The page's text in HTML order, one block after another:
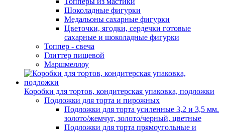
Шоколадные фигурки
Медальоны сахарные фигурки
Цветочки, ягодки, сердечки готовые
сахарные и шоколадные фигурки
Топпер - свеча
Глиттер пищевой
Маршмеллоу
Коробки для тортов, кондитерская упаковка, подложки
Подложки для торта и пирожных
Подложки для торта усиленные 3,2 и 3,5 мм.
золото/жемчуг, золото/черный, цветные
Подложки для торта прямоугольные и